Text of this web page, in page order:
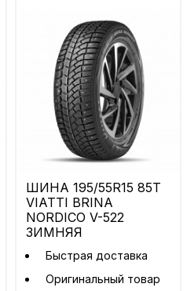
ШИНА 195/55R15 85T
VIATTI BRINA
NORDICO V-522
ЗИМНЯЯ
Быстрая доставка
Оригинальный товар